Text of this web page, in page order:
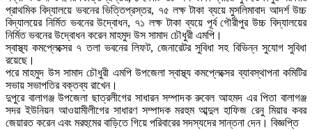
প্রাথমিক বিদ্যালয়ে ভবনের ভিত্তিপ্রস্তর, ৭৫ লক্ষ টাকা ব্যয়ে মুসলিমাবাদ আদর্শ উচ্চ
বিদ্যালয়ের নির্মিত ভবনের উদ্বোধন, ৭১ লক্ষ টাকা ব্যয়ে পূর্ব গৌরীপুর উচ্চ বিদ্যালয়ের
নির্মিত ভবনের উদ্বোধন করেন মাহমুদ উস সামাদ চৌধুরী এমপি।
স্বাস্থ্য কমপ্লেক্সের ৭ তলা ভবনের লিফট, জেনারেটর সুবিধা সহ বিভিন্ন সুযোগ সুবিধা
রয়েছে।
পরে মাহমুদ উস সামাদ চৌধুরী এমপি উপজেলা স্বাস্থ্য কমপ্লেক্সের ব্যাবস্থাপনা কমিটির
সভায় সভাপতির বক্তব্য রাখেন।
দুপুরে বালাগঞ্জ উপজেলা ছাত্রলীগের সাধারন সম্পাদক রুবেল আহমদ এর পিতা বালাগঞ্জ
সদর ইউনিয়ন আওয়ামীলীগের সাধারণ সম্পাদক মরহুম আব্দুল হাফিজ রেনু মিয়ার কবর
জেয়ারত করেন এবং মরহুমের বাড়িতে গিয়ে পরিবারের সদস্যদের সান্তনা দেন। বিজ্ঞপ্তি